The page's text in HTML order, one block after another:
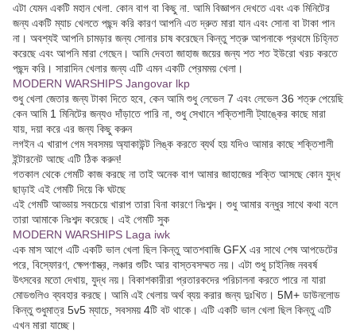
এটা যেমন একটি মহান খেলা. কোন বাগ বা কিছু না. আমি বিজ্ঞাপন দেখতে এবং এক মিনিটের
জন্য একটি ম্যাচ খেলতে পছন্দ করি কারণ আপনি এত দ্রুত মারা যান এবং সোনা বা টাকা পান
না। অবশ্যই আপনি চামড়ার জন্য সোনার চাষ করেছেন কিন্তু শত্রু আপনাকে প্রথমে চিহ্নিত
করেছে এবং আপনি মারা গেছেন। আমি দেবতা জাহাজ জয়ের জন্য শত শত ইউরো খরচ করতে
পছন্দ করি। সারাদিন খেলার জন্য এটি এমন একটি প্রেমময় খেলা।
MODERN WARSHIPS Jangovar lkp
শুধু খেলা জেতার জন্য টাকা দিতে হবে, কেন আমি শুধু লেভেল 7 এবং লেভেল 36 শত্রু পেয়েছি
কেন আমি 1 মিনিটের জন্যও দাঁড়াতে পারি না, শুধু সেখানে শক্তিশালী ট্যাঙ্কের কাছে মারা
যায়, দয়া করে এর জন্য কিছু করুন
লগইন এ খারাপ গেম সবসময় অ্যাকাউন্ট লিঙ্ক করতে ব্যর্থ হয় যদিও আমার কাছে শক্তিশালী
ইন্টারনেট আছে এটি ঠিক করুন!
গতকাল থেকে গেমটি কাজ করছে না তাই অনেক বাগ আমার জাহাজের শক্তি আসছে কোন যুদ্ধ
ছাড়াই এই গেমটি দিয়ে কি ঘটছে
এই গেমটি আড্ডায় সবচেয়ে খারাপ তারা বিনা কারণে নিঃশব্দ। শুধু আমার বন্ধুর সাথে কথা বলে
তারা আমাকে নিঃশব্দ করেছে। এই গেমটি সুক
MODERN WARSHIPS Laga iwk
এক মাস আগে এটি একটি ভাল খেলা ছিল কিন্তু আতশবাজি GFX এর সাথে শেষ আপডেটের
পরে, বিস্ফোরণ, ক্ষেপণাস্ত্র, লঞ্চার শুটিং আর বাস্তবসম্মত নয়। এটা শুধু চাইনিজ নববর্ষ
উৎসবের মতো দেখায়, যুদ্ধ নয়। বিকাশকারীরা প্রতারকদের পরিচালনা করতে পারে না যারা
মোডগুলিও ব্যবহার করছে। আমি এই খেলায় অর্থ ব্যয় করার জন্য দুঃখিত। 5M+ ডাউনলোড
কিন্তু শুধুমাত্র 5v5 ম্যাচে, সবসময় 4টি বট থাকে। এটি একটি ভাল খেলা ছিল কিন্তু এটি
এখন মারা যাচ্ছে।